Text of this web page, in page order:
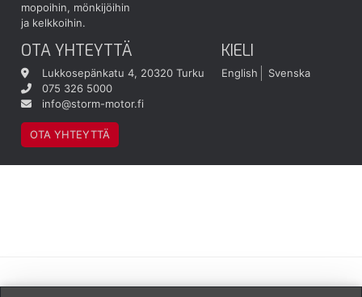
mopoihin, mönkijöihin
ja kelkkoihin.
OTA YHTEYTTÄ
Lukkosepänkatu 4, 20320 Turku
075 326 5000
info@storm-motor.fi
OTA YHTEYTTÄ
KIELI
English Svenska